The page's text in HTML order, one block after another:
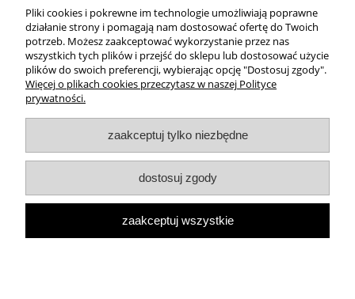
399,00 zł
do koszyka
Twoje konto
Dostawa
Ważne
Pliki cookies i pokrewne im technologie umożliwiają poprawne
działanie strony i pomagają nam dostosować ofertę do Twoich
potrzeb. Możesz zaakceptować wykorzystanie przez nas
wszystkich tych plików i przejść do sklepu lub dostosować użycie
plików do swoich preferencji, wybierając opcję "Dostosuj zgody".
Więcej o plikach cookies przeczytasz w naszej Polityce
prywatności.
zaakceptuj tylko niezbędne
dostosuj zgody
zaakceptuj wszystkie